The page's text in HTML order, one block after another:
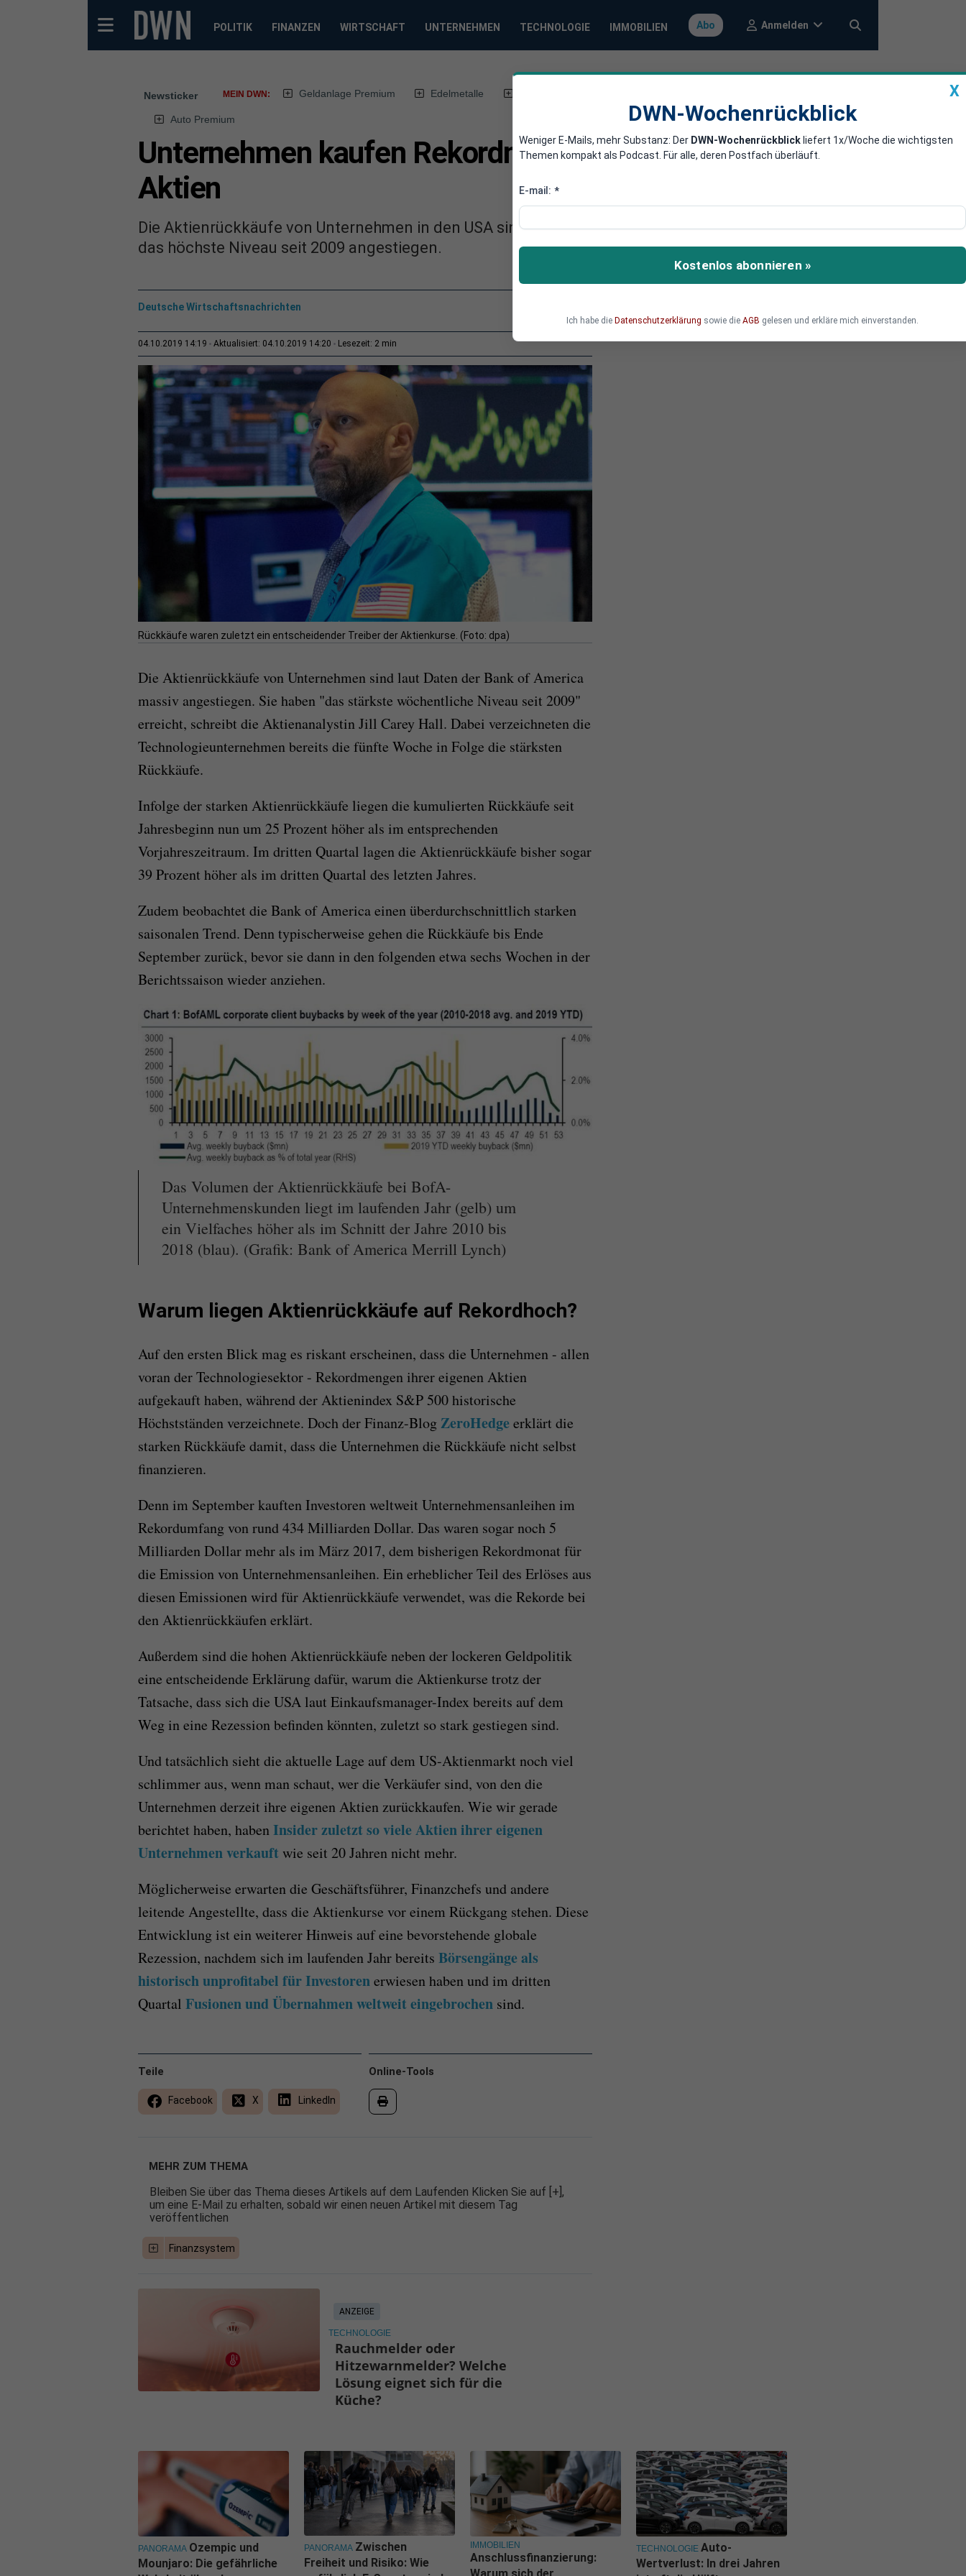
POLITIK FINANZEN WIRTSCHAFT UNTERNEHMEN TECHNOLOGIE IMMOBILIEN Abo Anmelden
Newsticker MEIN DWN: Geldanlage Premium Edelmetalle
Auto Premium
Unternehmen kaufen Rekordmengen ihrer eigenen
Aktien
Die Aktienrückkäufe von Unternehmen in den USA sind laut Bank of America im September auf
das höchste Niveau seit 2009 angestiegen.
Deutsche Wirtschaftsnachrichten
04.10.2019 14:19 Aktualisiert: 04.10.2019 14:20 Lesezeit: 2 min
Rückkäufe waren zuletzt ein entscheidender Treiber der Aktienkurse. (Foto: dpa)
Die Aktienrückkäufe von Unternehmen sind laut Daten der Bank of America
massiv angestiegen. Sie haben "das stärkste wöchentliche Niveau seit 2009"
erreicht, schreibt die Aktienanalystin Jill Carey Hall. Dabei verzeichneten die
Technologieunternehmen bereits die fünfte Woche in Folge die stärksten
Rückkäufe.
Infolge der starken Aktienrückkäufe liegen die kumulierten Rückkäufe seit
Jahresbeginn nun um 25 Prozent höher als im entsprechenden
Vorjahreszeitraum. Im dritten Quartal lagen die Aktienrückkäufe bisher sogar
39 Prozent höher als im dritten Quartal des letzten Jahres.
Zudem beobachtet die Bank of America einen überdurchschnittlich starken
saisonalen Trend. Denn typischerweise gehen die Rückkäufe bis Ende
September zurück, bevor sie dann in den folgenden etwa sechs Wochen in der
Berichtssaison wieder anziehen.
Das Volumen der Aktienrückkäufe bei BofA-
Unternehmenskunden liegt im laufenden Jahr (gelb) um
ein Vielfaches höher als im Schnitt der Jahre 2010 bis
2018 (blau). (Grafik: Bank of America Merrill Lynch)
Warum liegen Aktienrückkäufe auf Rekordhoch?
Auf den ersten Blick mag es riskant erscheinen, dass die Unternehmen - allen
voran der Technologiesektor - Rekordmengen ihrer eigenen Aktien
aufgekauft haben, während der Aktienindex S&P 500 historische
Höchstständen verzeichnete. Doch der Finanz-BlogZeroHedgeerklärt die
starken Rückkäufe damit, dass die Unternehmen die Rückkäufe nicht selbst
finanzieren.
Denn im September kauften Investoren weltweit Unternehmensanleihen im
Rekordumfang von rund 434 Milliarden Dollar. Das waren sogar noch 5
Milliarden Dollar mehr als im März 2017, dem bisherigen Rekordmonat für
die Emission von Unternehmensanleihen. Ein erheblicher Teil des Erlöses aus
diesen Emissionen wird für Aktienrückkäufe verwendet, was die Rekorde bei
den Aktienrückkäufen erklärt.
Außerdem sind die hohen Aktienrückkäufe neben der lockeren Geldpolitik
eine entscheidende Erklärung dafür, warum die Aktienkurse trotz der
Tatsache, dass sich die USA laut Einkaufsmanager-Index bereits auf dem
Weg in eine Rezession befinden könnten, zuletzt so stark gestiegen sind.
Und tatsächlich sieht die aktuelle Lage auf dem US-Aktienmarkt noch viel
schlimmer aus, wenn man schaut, wer die Verkäufer sind, von den die
Unternehmen derzeit ihre eigenen Aktien zurückkaufen. Wie wir gerade
berichtet haben, habenInsider zuletzt so viele Aktien ihrer eigenen
Unternehmen verkauft wie seit 20 Jahren nicht mehr.
Möglicherweise erwarten die Geschäftsführer, Finanzchefs und andere
leitende Angestellte, dass die Aktienkurse vor einem Rückgang stehen. Diese
Entwicklung ist ein weiterer Hinweis auf eine bevorstehende globale
Rezession, nachdem sich im laufenden Jahr bereits Börsengänge als
historisch unprofitabel für Investorenerwiesen haben und im dritten
Quartal Fusionen und Übernahmen weltweit eingebrochen sind.
Online-Tools
Teile
Facebook X LinkedIn
MEHR ZUM THEMA
Bleiben Sie über das Thema dieses Artikels auf dem Laufenden Klicken Sie auf [+],
um eine E-Mail zu erhalten, sobald wir einen neuen Artikel mit diesem Tag
veröffentlichen
Finanzsystem
ANZEIGE
TECHNOLOGIE
Rauchmelder oder
Hitzewarnmelder? Welche
Lösung eignet sich für die
Küche?
X
DWN-Wochenrückblick
Weniger E-Mails, mehr Substanz: Der DWN-Wochenrückblick liefert 1x/Woche die wichtigsten
Themen kompakt als Podcast. Für alle, deren Postfach überläuft.
E-mail: *
Kostenlos abonnieren »
Ich habe die Datenschutzerklärung sowie die AGB gelesen und erkläre mich einverstanden.
PANORAMA Ozempic und
Mounjaro: Die gefährliche
PANORAMA Zwischen
Freiheit und Risiko: Wie
IMMOBILIEN
Anschlussfinanzierung:
TECHNOLOGIE Auto-
Wertverlust: In drei Jahren